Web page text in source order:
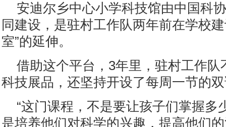
安迪尔乡中心小学科技馆由中国科
同建设，是驻村工作队两年前在学校
室”的延伸。
借助这个平台，3年里，驻村工作队
科技展品，还坚持开设了每周一节的
“这门课程，不是要让孩子们掌握多
是培养他们对科学的兴趣，提高他们